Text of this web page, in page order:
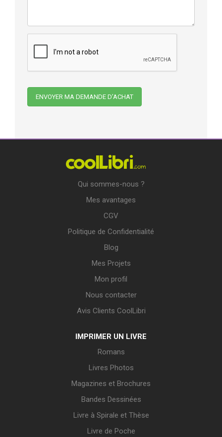
Qui sommes-nous ?
Mes avantages
CGV
Politique de Confidentialité
Blog
Mes Projets
Mon profil
Nous contacter
Avis Clients CoolLibri
IMPRIMER UN LIVRE
Romans
Livres Photos
Magazines et Brochures
Bandes Dessinées
Livre à Spirale et Thèse
Livre de Poche